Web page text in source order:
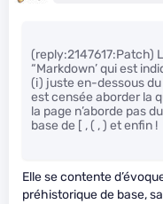
(reply:2147617:Patch)
“Markdown’ qui est
(i) juste en-dessous
est censée aborder la
la page n’aborde pas
base de [ , ( , ) et enfin !
Elle se contente
préhistorique de base,